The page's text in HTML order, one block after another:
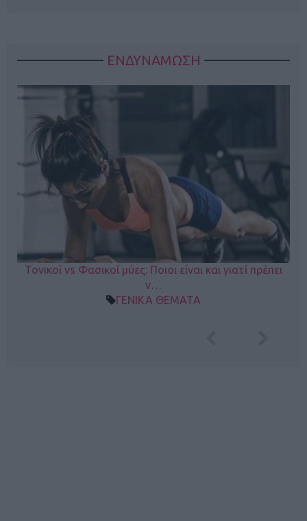
ΕΝΔΥΝΑΜΩΣΗ
Τονικοί vs Φασικοί μύες: Ποιοι είναι και γιατί πρέπει
ν…
ΓΕΝΙΚΑ ΘΕΜΑΤΑ